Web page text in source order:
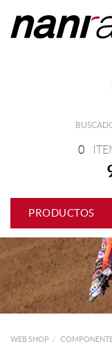
0
PRODUCTOS
WEB SHOP